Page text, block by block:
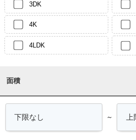
3DK
4K
4LDK
面積
～